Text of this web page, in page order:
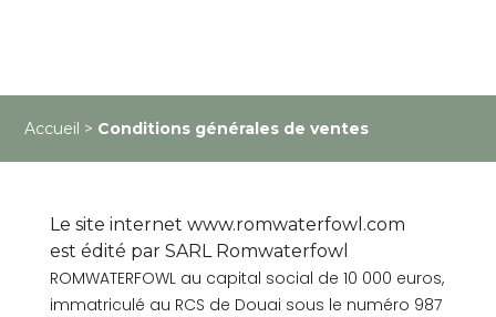
Accueil > Conditions générales de ventes
Le site internet www.romwaterfowl.com
est édité par SARL Romwaterfowl
ROMWATERFOWL au capital social de 10 000 euros,
immatriculé au RCS de Douai sous le numéro 987